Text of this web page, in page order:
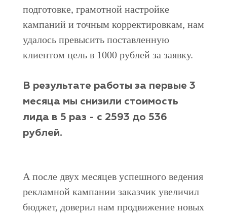
подготовке, грамотной настройке
кампаний и точным корректировкам, нам
удалось превысить поставленную
клиентом цель в 1000 рублей за заявку.
В результате работы за первые 3
месяца мы снизили стоимость
лида в 5 раз - с 2593 до 536
рублей.
А после двух месяцев успешного ведения
рекламной кампании заказчик увеличил
бюджет, доверил нам продвижение новых